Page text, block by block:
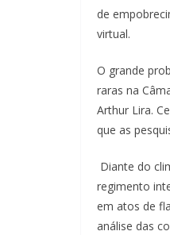
de
virtual.
O grande
raras na
Arthur Lira.
que as
Diante do
regimento
em atos de
análise das